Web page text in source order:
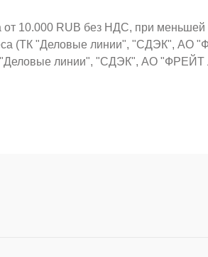
от 10.000 RUB без НДС, при
(ТК "Деловые линии", "СДЭК", АО
"Деловые линии", "СДЭК", АО